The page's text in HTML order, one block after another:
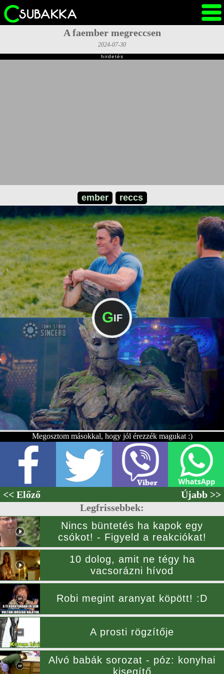
A faember megreccsen
2024-07-30
hirdetés
ember reccs
GIF
Megosztom másokkal, hogy jól érezzék magukat :)
<< Előző
Újabb >>
Legfrissebbek:
Nincs büntetés ha kapok egy
csókot! - Figyeld a reakciókat!
10 dolog, amit ne tégy ha
vacsorázni hívod
Robi megint aranyat köpött! :D
A prosti rögzítője
Alvó babák sorozat - póz: konyhai
kisegítő